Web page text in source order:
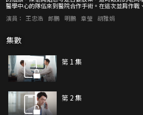
醫學中心的隊伍來到醫院合作手術。在這次並肩作戰
醫生對自己職業的堅守，在實習生洪長河身上看到了
演員： 王忠浩 郎鵬 明鵬 章瑩 胡雅娟
集數
第 1 集
第 2 集